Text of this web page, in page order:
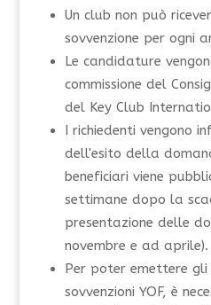
Un club non può
sovvenzione per ogni
Le candidature
commissione del
del Key Club
I richiedenti vengono
dell'esito della
beneficiari viene
settimane dopo la
presentazione delle
novembre e ad aprile).
Per poter emettere
sovvenzioni YOF, è